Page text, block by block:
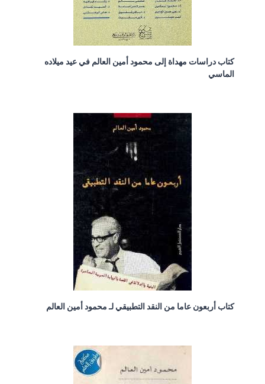
كتاب دراسات مهداة إلى محمود أمين العالم في عيد ميلاده
الماسي
كتاب أربعون عاما من النقد التطبيقي لـ محمود أمين العالم